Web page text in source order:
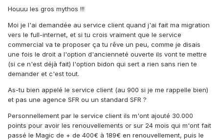
Houuu les gros mythos !!!
Moi je l'ai demandée au service client quand j'ai fait ma migration
vers le full-internet, et si tu crois vraiment que le service
commercial va te proposer ça tu rêve un peu, comme je disais
une fois le droit a l'option d'ancienneté ouverte ils vont te mettre
(si ce n'est déjà fait) l'option bidon qui sert a rien sans rien te
demander et c'est tout.
As-tu bien appelé le service client (au 900 si je me rappelle bien)
et pas une agence SFR ou un standard SFR ?
Personnellement par le service client ils m'ont ajouté 30.000
points pour avoir les renouvellements or sur 24 mois qui m'ont fait
passé le Magic de + de 400€ à 189€ en renouvellement, puis le